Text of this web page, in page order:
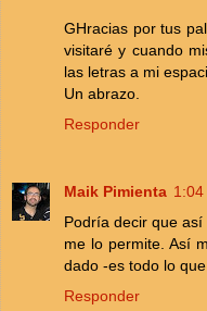
GHracias por tus
visitaré y cuando
las letras a mi
Un abrazo.
Responder
Maik Pimienta 1:04
Podría decir que
me lo permite. Así
dado -es todo lo
Responder